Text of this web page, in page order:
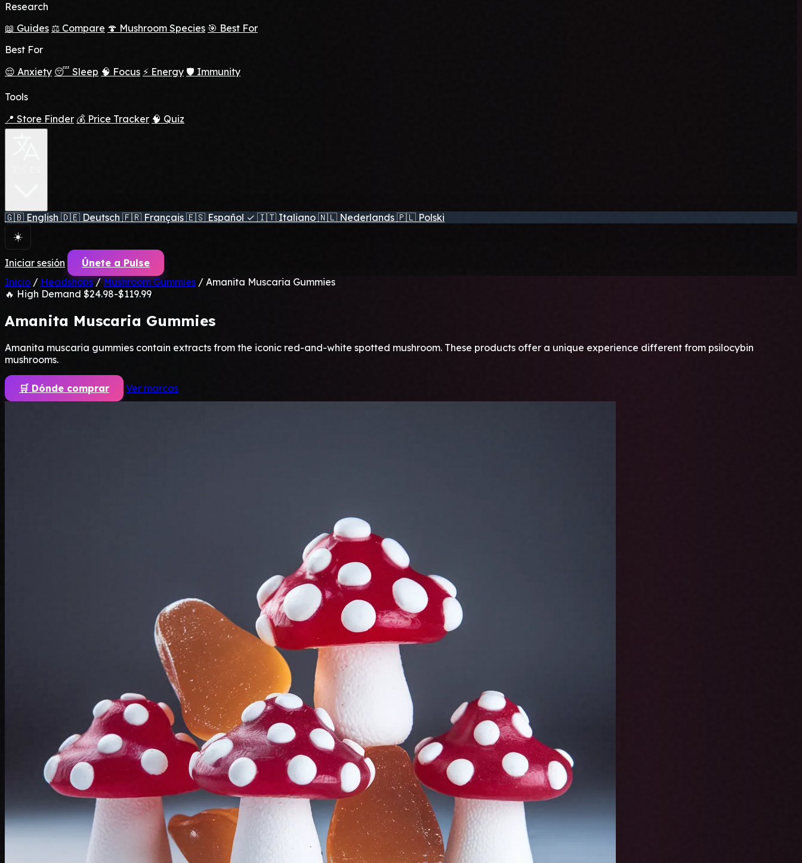
Research
📖 Guides ⚖️ Compare 🍄 Mushroom Species 🎯 Best For
Best For
😌 Anxiety 😴 Sleep 🧠 Focus ⚡ Energy 🛡️ Immunity
Tools
📍 Store Finder 💰 Price Tracker 🧠 Quiz
🇬🇧 English 🇩🇪 Deutsch 🇫🇷 Français 🇪🇸 Español ✓ 🇮🇹 Italiano 🇳🇱 Nederlands 🇵🇱 Polski
☀️
Iniciar sesión
Únete a Pulse
Inicio / Headshops / Mushroom Gummies / Amanita Muscaria Gummies
🔥 High Demand $24.98-$119.99
Amanita Muscaria Gummies
Amanita muscaria gummies contain extracts from the iconic red-and-white spotted mushroom. These products offer a unique experience different from psilocybin
mushrooms.
🛒 Dónde comprar Ver marcas